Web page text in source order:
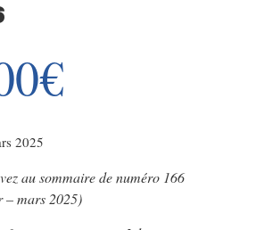
€
2025
au sommaire de numéro 166
– mars 2025)